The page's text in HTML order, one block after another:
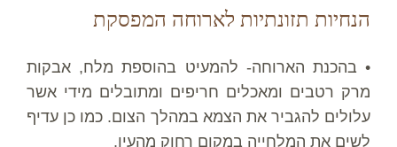
הנחיות תזונתיות לארוחה המפסקת
• בהכנת הארוחה- להמעיט בהוספת מלח, אבקות
מרק רטבים ומאכלים חריפים ומתובלים מידי אשר
עלולים להגביר את הצמא במהלך הצום. כמו כן עדיף
לשים את המלחייה במקום רחוק מהעין.